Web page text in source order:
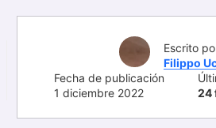
Escrito
Filippo
Fecha de publicación
1 diciembre 2022
24